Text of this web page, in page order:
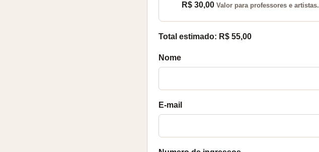
R$ 30,00 Valor para professores e artistas.
Total estimado: R$ 55,00
Nome
E-mail